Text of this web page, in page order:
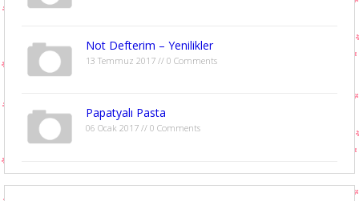
Not Defterim – Yenilikler
13 Temmuz 2017 // 0 Comments
Papatyalı Pasta
06 Ocak 2017 // 0 Comments